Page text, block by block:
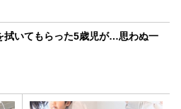
拭いてもらった5歳児が…思わぬ一